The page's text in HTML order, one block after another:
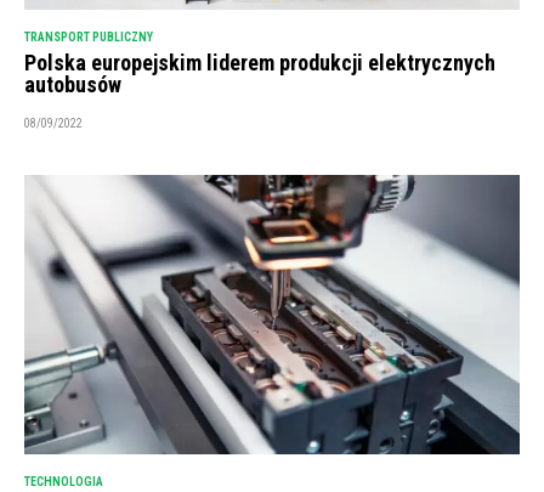
TRANSPORT PUBLICZNY
Polska europejskim liderem produkcji elektrycznych
autobusów
08/09/2022
TECHNOLOGIA